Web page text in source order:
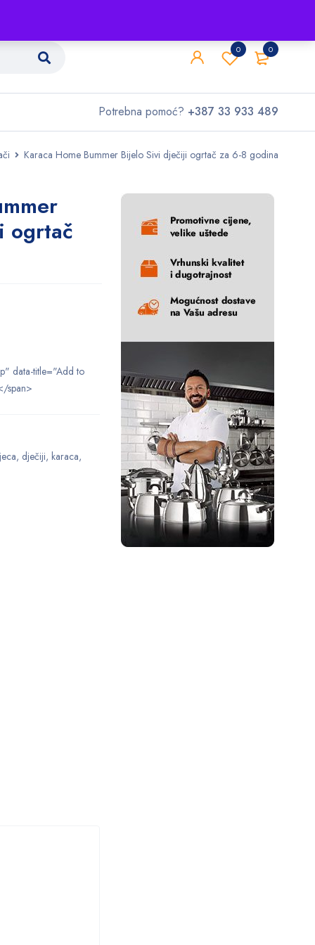
0
0
Potrebna pomoć? +387 33 933 489
Karaca Home Bummer Bijelo Sivi dječiji ogrtač za 6-8 godina
ogrtač
data-title="Add to
span>
, dječiji, karaca,